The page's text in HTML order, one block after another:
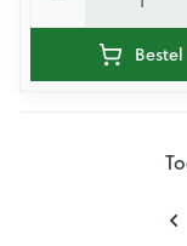
Bestel